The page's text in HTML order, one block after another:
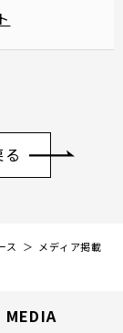
ス
メディア掲載
MEDIA